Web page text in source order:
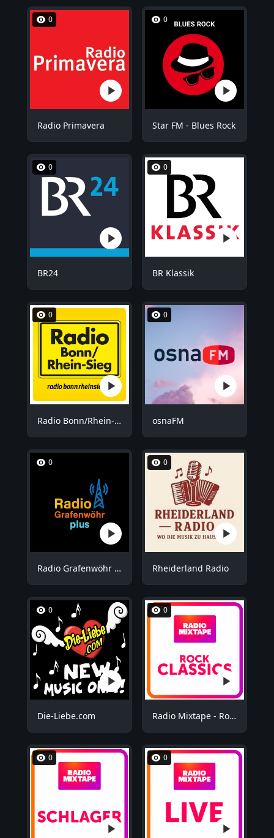
0
Radio Primavera
0
Star FM - Blues Rock
0
BR24
0
BR Klassik
0
Radio Bonn/Rhein-Sieg
0
osnaFM
0
Radio Grafenwöhr - Plus
0
Rheiderland Radio
0
Die-Liebe.com
0
Radio Mixtape - Rock Mix
0 0